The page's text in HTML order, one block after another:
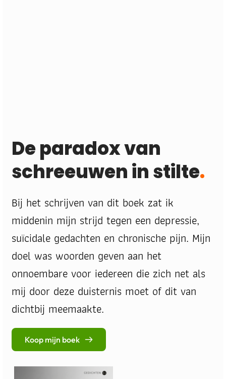
De paradox van
schreeuwen in stilte.
Bij het schrijven van dit boek zat ik
middenin mijn strijd tegen een depressie,
suïcidale gedachten en chronische pijn. Mijn
doel was woorden geven aan het
onnoembare voor iedereen die zich net als
mij door deze duisternis moet of dit van
dichtbij meemaakte.
Koop mijn boek